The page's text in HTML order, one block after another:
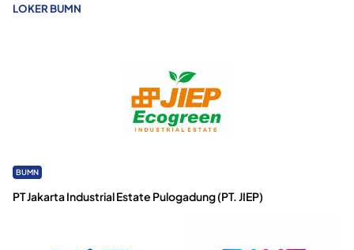
LOKER BUMN
BUMN
PT Jakarta Industrial Estate Pulogadung (PT. JIEP)